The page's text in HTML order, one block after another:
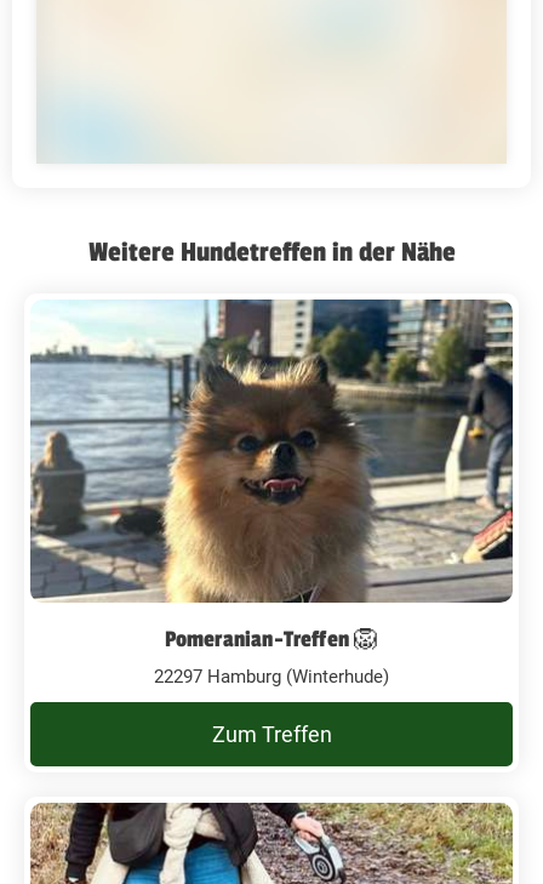
Weitere Hundetreffen in der Nähe
Pomeranian-Treffen 🦁
22297 Hamburg (Winterhude)
Zum Treffen